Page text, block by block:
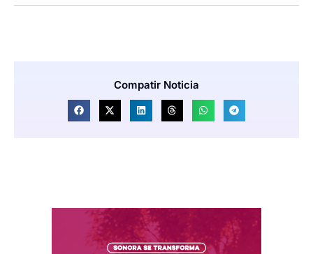
Compatir Noticia